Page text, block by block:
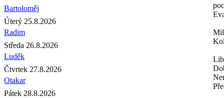
Bartoloměj
Úterý 25.8.2026
Radim
Středa 26.8.2026
Luděk
Čtvrtek 27.8.2026
Otakar
Pátek 28.8.2026